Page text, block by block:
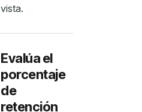
vista.
Evalúa el
porcentaje
de
retención